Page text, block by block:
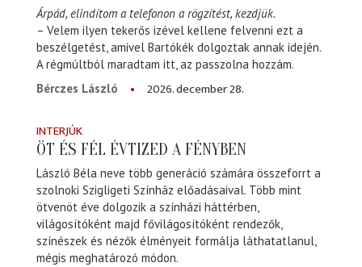
Árpád, elindítom a telefonon a rögzítést, kezdjük.
– Velem ilyen tekerős izével kellene felvenni ezt a
beszélgetést, amivel Bartókék dolgoztak annak idején.
A régmúltból maradtam itt, az passzolna hozzám.
Bérczes László
2026. december 28.
INTERJÚK
ÖT ÉS FÉL ÉVTIZED A FÉNYBEN
László Béla neve több generáció számára összeforrt a
szolnoki Szigligeti Színház előadásaival. Több mint
ötvenöt éve dolgozik a színházi háttérben,
világosítóként majd fővilágosítóként rendezők,
színészek és nézők élményeit formálja láthatatlanul,
mégis meghatározó módon.